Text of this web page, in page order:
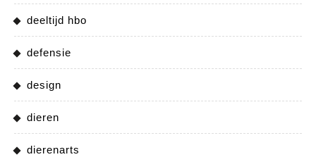
deeltijd hbo
defensie
design
dieren
dierenarts